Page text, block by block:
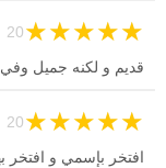
20 عاماً 19-04-2020 ★
★
★
★
★
قديم و لكنه جميل
20 عاماً 23-12-2020 ★
★
★
★
★
افتخر بإسمي و افتخر